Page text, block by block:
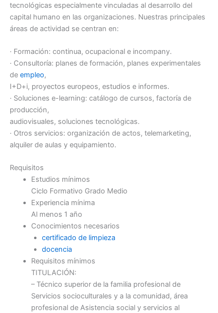
tecnológicas especialmente vinculadas al desarrollo del
capital humano en las organizaciones. Nuestras principales
áreas de actividad se centran en:
· Formación: continua, ocupacional e incompany.
· Consultoría: planes de formación, planes experimentales
de empleo,
I+D+i, proyectos europeos, estudios e informes.
· Soluciones e-learning: catálogo de cursos, factoría de
producción,
audiovisuales, soluciones tecnológicas.
· Otros servicios: organización de actos, telemarketing,
alquiler de aulas y equipamiento.
Requisitos
Estudios mínimos
Ciclo Formativo Grado Medio
Experiencia mínima
Al menos 1 año
Conocimientos necesarios
certificado de limpieza
docencia
Requisitos mínimos
TITULACIÓN:
– Técnico superior de la familia profesional de
Servicios socioculturales y a la comunidad, área
profesional de Asistencia social y servicios al